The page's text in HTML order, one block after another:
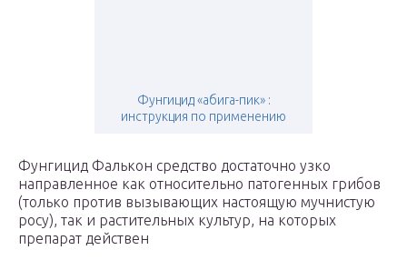
Фунгицид «абига-пик» :
инструкция по применению
Фунгицид Фалькон средство достаточно узко
направленное как относительно патогенных грибов
(только против вызывающих настоящую мучнистую
росу), так и растительных культур, на которых
препарат действен